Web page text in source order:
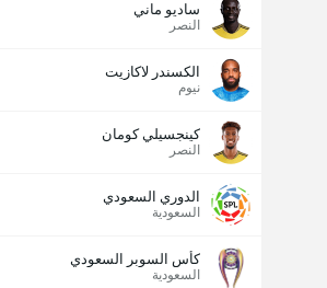
ساديو ماني
النصر
الكسندر لاكازيت
نيوم
كينجسيلي كومان
النصر
الدوري السعودي
السعودية
كأس السوبر السعودي
السعودية